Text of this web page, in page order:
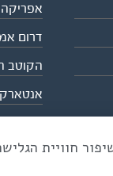
אפריקה
דרום
הקוטב
| פקס 03-6879099 |